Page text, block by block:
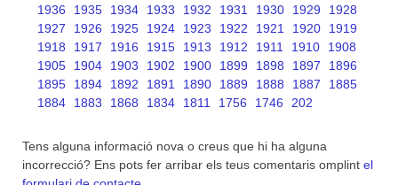
1936
1935 1934 1933 1932 1931 1930 1929
1928
1927
1926 1925 1924 1923 1922 1921 1920
1919
1918
1917 1916 1915 1913 1912 1911 1910
1908
1905
1904 1903 1902 1900 1899 1898 1897
1896
1895
1894 1892 1891 1890 1889 1888 1887
1885
1884
1883 1868 1834 1811 1756 1746 202
Tens alguna informació nova o creus que hi ha alguna
incorrecció? Ens pots fer arribar els teus comentaris omplint el